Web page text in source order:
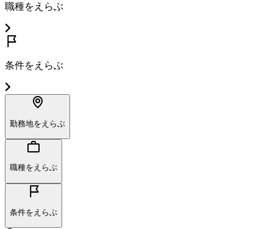
職種をえらぶ
条件をえらぶ
勤務地をえらぶ
職種をえらぶ
条件をえらぶ